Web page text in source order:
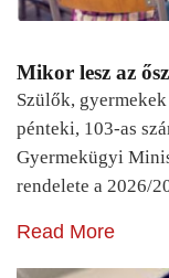
Mikor lesz az
Szülők,
pénteki, 103-as
Gyermekügyi
rendelete a 2026/
Read More